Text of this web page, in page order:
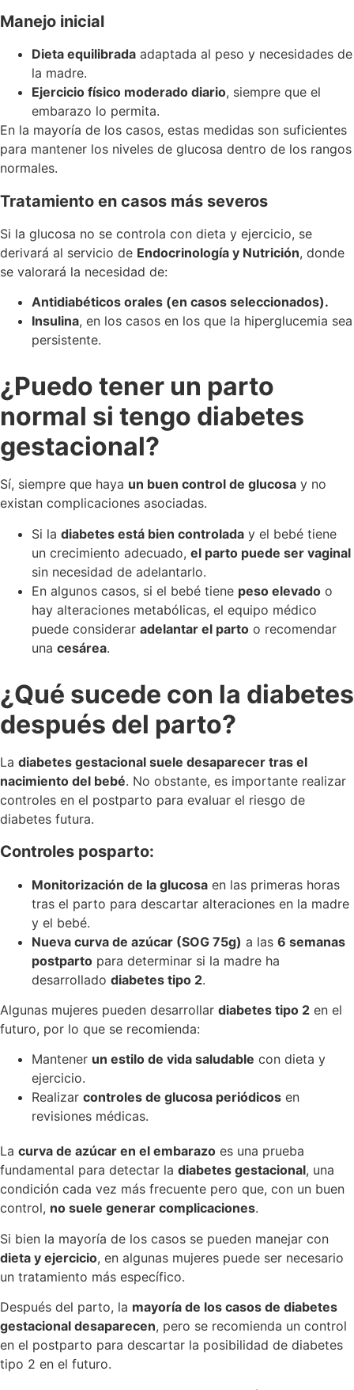
Manejo inicial
Dieta equilibrada adaptada al peso y necesidades de
la madre.
Ejercicio físico moderado diario, siempre que el
embarazo lo permita.
En la mayoría de los casos, estas medidas son suficientes
para mantener los niveles de glucosa dentro de los rangos
normales.
Tratamiento en casos más severos
Si la glucosa no se controla con dieta y ejercicio, se
derivará al servicio de Endocrinología y Nutrición, donde
se valorará la necesidad de:
Antidiabéticos orales (en casos seleccionados).
Insulina, en los casos en los que la hiperglucemia sea
persistente.
¿Puedo tener un parto
normal si tengo diabetes
gestacional?
Sí, siempre que haya un buen control de glucosa y no
existan complicaciones asociadas.
Si la diabetes está bien controlada y el bebé tiene
un crecimiento adecuado, el parto puede ser vaginal
sin necesidad de adelantarlo.
En algunos casos, si el bebé tiene peso elevado o
hay alteraciones metabólicas, el equipo médico
puede considerar adelantar el parto o recomendar
una cesárea.
¿Qué sucede con la diabetes
después del parto?
La diabetes gestacional suele desaparecer tras el
nacimiento del bebé. No obstante, es importante realizar
controles en el postparto para evaluar el riesgo de
diabetes futura.
Controles posparto:
Monitorización de la glucosa en las primeras horas
tras el parto para descartar alteraciones en la madre
y el bebé.
Nueva curva de azúcar (SOG 75g) a las 6 semanas
postparto para determinar si la madre ha
desarrollado diabetes tipo 2.
Algunas mujeres pueden desarrollar diabetes tipo 2 en el
futuro, por lo que se recomienda:
Mantener un estilo de vida saludable con dieta y
ejercicio.
Realizar controles de glucosa periódicos en
revisiones médicas.
La curva de azúcar en el embarazo es una prueba
fundamental para detectar la diabetes gestacional, una
condición cada vez más frecuente pero que, con un buen
control, no suele generar complicaciones.
Si bien la mayoría de los casos se pueden manejar con
dieta y ejercicio, en algunas mujeres puede ser necesario
un tratamiento más específico.
Después del parto, la mayoría de los casos de diabetes
gestacional desaparecen, pero se recomienda un control
en el postparto para descartar la posibilidad de diabetes
tipo 2 en el futuro.